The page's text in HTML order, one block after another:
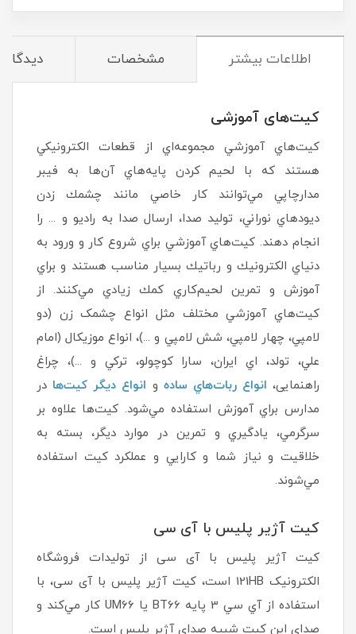
اطلاعات بیشتر مشخصات
کیت‌های آموزشی
كيت‌هاي آموزشي مجموعه‌اي از قطعات الكترونيكي
هستند كه با لحيم كردن پايه‌هاي آن‌ها به فيبر
مدارچاپي ‌مي‌توانند كار خاصي مانند چشمك‌ زدن
ديودهاي نوراني، توليد صدا، ارسال صدا به راديو و ... را
انجام دهند. كيت‌هاي آموزشي براي شروع كار و ورود به
دنياي الكترونيك و رباتيك بسيار مناسب هستند و براي
آموزش و تمرين لحيم‌كاري كمك زيادي مي‌كنند. از
كيت‌هاي آموزشي مختلف مثل انواع چشمک زن (دو
لامپي، چهار لامپي، شش لامپي و ...)، انواع موزيكال (امام
علي، تولد، اي ايران، سارا كوچولو، تركي و ...)، چراغ
راهنمایی، انواع ربات‌هاي ساده و انواع ديگر كيت‌ها در
مدارس براي آموزش استفاده مي‌شود. كيت‌ها علاوه بر
سرگرمي، يادگيري و تمرين در موارد ديگر، بسته به
خلاقيت و نياز شما و كارايي و عملكرد كيت استفاده
مي‌شوند.
کیت آژیر پلیس با آی سی
کیت آژیر پلیس با آی سی از تولیدات فروشگاه
الکترونیک 121HB است، کیت آژیر پلیس با آی سی، با
استفاده از آي سي 3 پايه BT66 يا UM66 كار مي‌كند و
صدای این کیت شبیه صدای آژیر پلیس است.